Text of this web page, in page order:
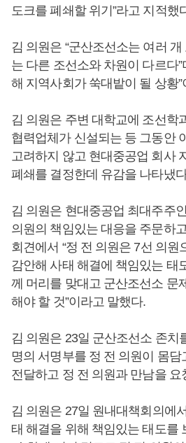
도크를 폐쇄할 위기”라고 지적했
김 의원은 “군산조선소는 여러
는 다른 조선소와 차원이 다르다”
해 지역사회가 쑥대밭이 될 상황
김 의원은 주변 대학교에 조선학
협력업체가 신설되는 등 그동안
고려하지 않고 현대중공업 회사
폐쇄를 결정한데 유감을 나타냈
김 의원은 현대중공업 최대주주
의원의 책임있는 대응을 주문하
회견에서 “정 전 의원은 7선 의원
감안해 사태 해결에 책임있는 태
께 머리를 맞대고 군산조선소 문
해야 할 것”이라고 말했다.
김 의원은 23일 군산조선소 존치
명의 서명부를 정 전 의원이 몸
전달하고 정 전 의원과 만남을 요
김 의원은 27일 원내대책회의에
태 해결을 위해 책임있는 태도를